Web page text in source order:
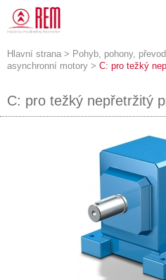
Hlavní strana > Pohyb, pohony,
asynchronní motory > C: pro težký
C: pro težký nepřetržitý